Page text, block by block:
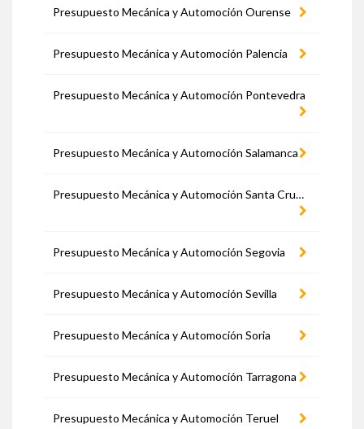
Presupuesto Mecánica y Automoción Ourense
Presupuesto Mecánica y Automoción Palencia
Presupuesto Mecánica y Automoción Pontevedra
Presupuesto Mecánica y Automoción Salamanca
Presupuesto Mecánica y Automoción Santa Cruz de Tenerife
Presupuesto Mecánica y Automoción Segovia
Presupuesto Mecánica y Automoción Sevilla
Presupuesto Mecánica y Automoción Soria
Presupuesto Mecánica y Automoción Tarragona
Presupuesto Mecánica y Automoción Teruel